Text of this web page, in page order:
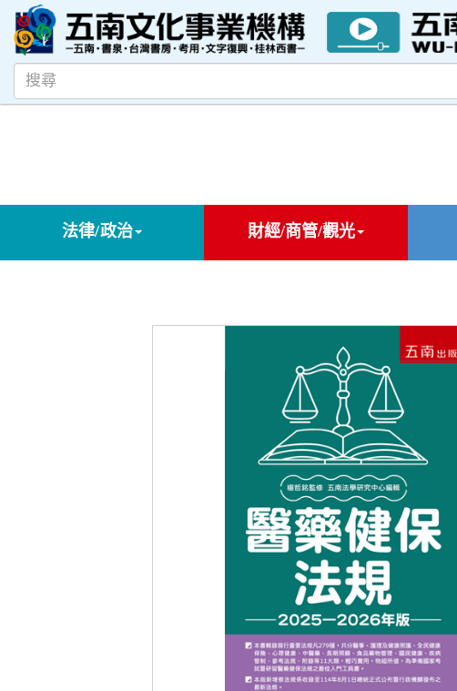
法律/政治 財經/商管/觀光